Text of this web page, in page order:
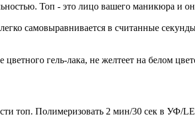
Топ - это лицо вашего маникюра и
самовыравнивается в считанные
гель-лака, не желтеет на белом
топ. Полимеризовать 2 мин/30 сек в УФ/